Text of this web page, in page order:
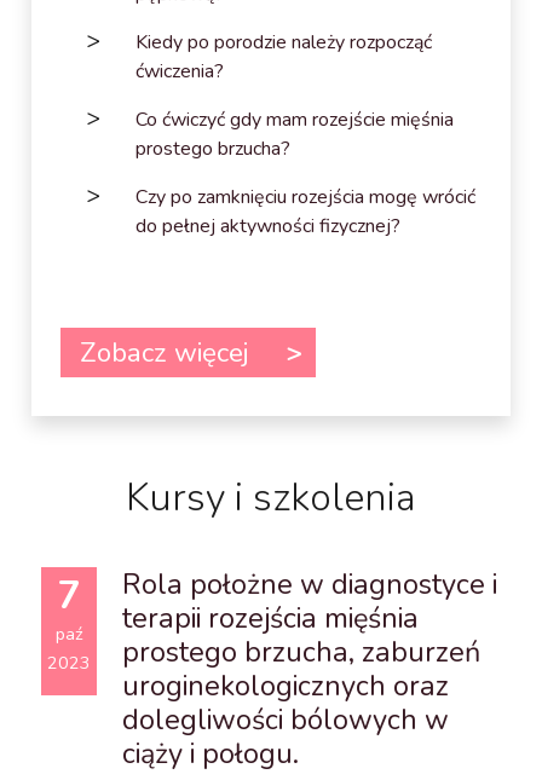
Kiedy po porodzie należy rozpocząć
ćwiczenia?
Co ćwiczyć gdy mam rozejście mięśnia
prostego brzucha?
Czy po zamknięciu rozejścia mogę wrócić
do pełnej aktywności fizycznej?
Zobacz więcej
Kursy i szkolenia
7
paź
2023
Rola położne w diagnostyce i
terapii rozejścia mięśnia
prostego brzucha, zaburzeń
uroginekologicznych oraz
dolegliwości bólowych w
ciąży i połogu.